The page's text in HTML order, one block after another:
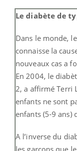
Le diabète de
Dans le monde,
connaisse la
nouveaux cas a
En 2004, le
2, a affirmé Terri
enfants ne sont
enfants (5-9 ans)
A l’inverse du
les garçons que